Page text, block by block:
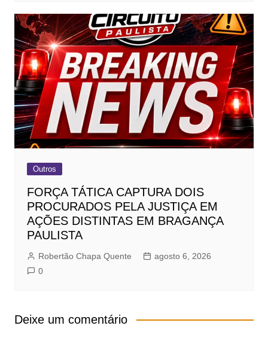
Outros
FORÇA TÁTICA CAPTURA DOIS
PROCURADOS PELA JUSTIÇA EM
AÇÕES DISTINTAS EM BRAGANÇA
PAULISTA
Robertão Chapa Quente
agosto 6, 2026
0
Deixe um comentário